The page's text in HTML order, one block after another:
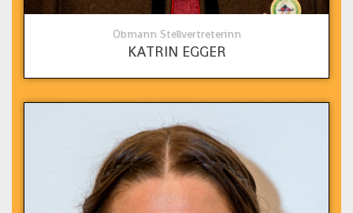
Obmann Stellvertreterinn
KATRIN EGGER